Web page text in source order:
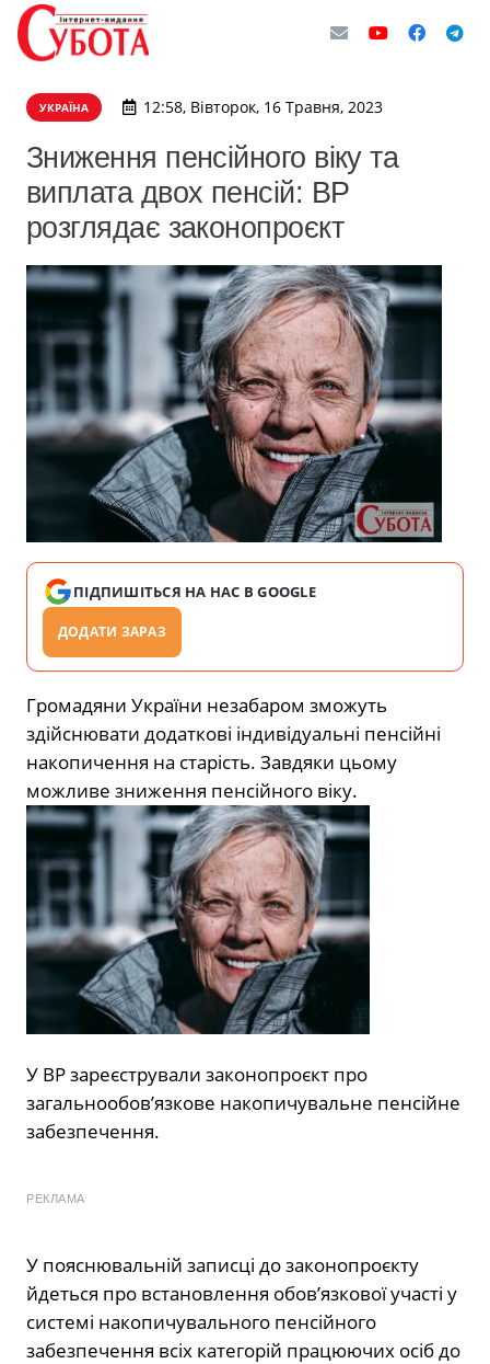
УКРАЇНА 12:58, Вівторок, 16 Травня, 2023
Зниження пенсійного віку та
виплата двох пенсій: ВР
розглядає законопроєкт
ПІДПИШІТЬСЯ НА НАС В GOOGLE
ДОДАТИ ЗАРАЗ
Громадяни України незабаром зможуть
здійснювати додаткові індивідуальні пенсійні
накопичення на старість. Завдяки цьому
можливе зниження пенсійного віку.
У ВР зареєстрували законопроєкт про
загальнообовʼязкове накопичувальне пенсійне
забезпечення.
РЕКЛАМА
У пояснювальній записці до законопроєкту
йдеться про встановлення обовʼязкової участі у
системі накопичувального пенсійного
забезпечення всіх категорій працюючих осіб до